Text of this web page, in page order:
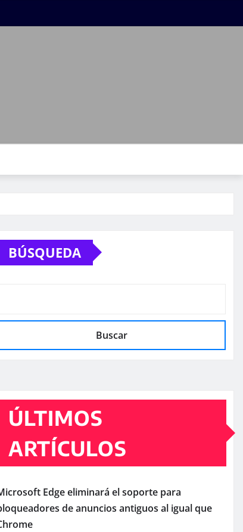
BÚSQUEDA
Buscar
ÚLTIMOS
ARTÍCULOS
Edge eliminará el soporte para
de anuncios antiguos al igual que